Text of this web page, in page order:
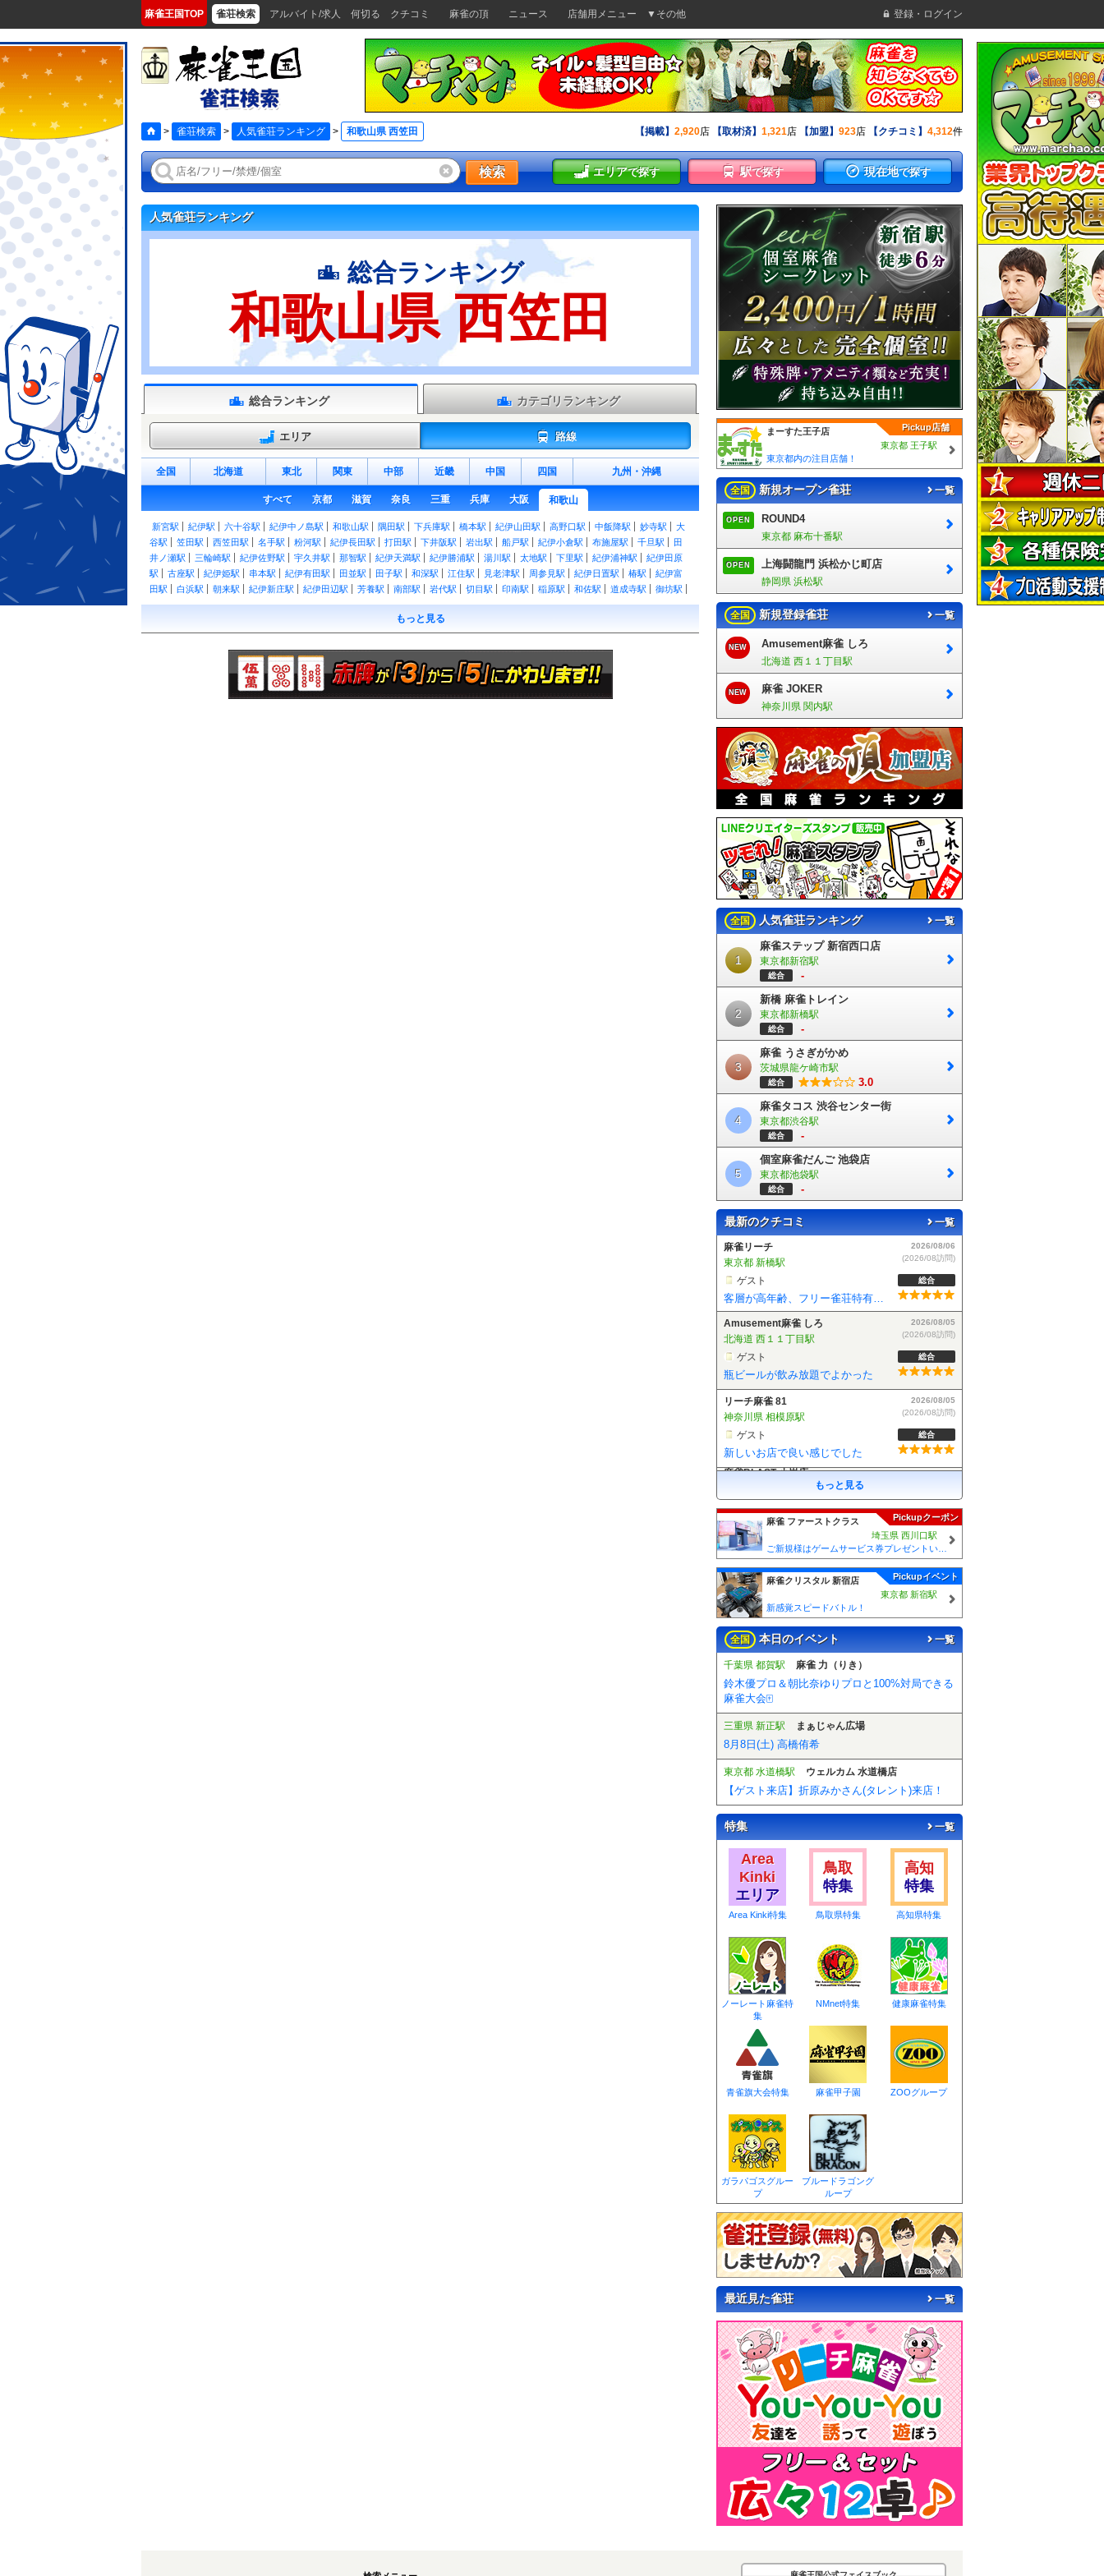
麻雀王国TOP 雀荘検索 アルバイト/求人 何切る クチコミ 麻雀の頂 ニュース 店舗用メニュー ▼その他 登録・ログイン
> 雀荘検索 > 人気雀荘ランキング > 和歌山県 西笠田 【掲載】 2,920店 【取材済】 1,321店 【加盟】 923店 【クチコミ】 4,312件
検索 エリアで探す 駅で探す 現在地で探す
人気雀荘ランキング
総合ランキング
和歌山県 西笠田
総合ランキング カテゴリランキング
エリア 路線
全国 北海道 東北 関東 中部 近畿 中国 四国 九州 ・ 沖縄
すべて 京都 滋賀 奈良 三重 兵庫 大阪 和歌山
新宮駅 紀伊駅 六十谷駅 紀伊中ノ島駅 和歌山駅 隅田駅 下兵庫駅 橋本駅 紀伊山田駅 高野口駅 中飯降駅 妙寺駅
大
谷駅
笠田駅 西笠田駅 名手駅 粉河駅 紀伊長田駅 打田駅 下井阪駅 岩出駅 船戸駅 紀伊小倉駅 布施屋駅 千旦駅
田
井ノ瀬駅
三輪崎駅 紀伊佐野駅 宇久井駅 那智駅 紀伊天満駅 紀伊勝浦駅 湯川駅 太地駅 下里駅 紀伊浦神駅
紀伊田原
駅
古座駅 紀伊姫駅 串本駅 紀伊有田駅 田並駅 田子駅 和深駅 江住駅 見老津駅 周参見駅 紀伊日置駅 椿駅
紀伊富
田駅
白浜駅 朝来駅 紀伊新庄駅 紀伊田辺駅 芳養駅 南部駅 岩代駅 切目駅 印南駅 稲原駅 和佐駅 道成寺駅
御坊駅
紀伊内原駅
紀伊由良駅 広川ビーチ駅 湯浅駅 藤並駅 紀伊宮原駅 箕島駅 初島駅 下津駅 加茂郷駅 冷水浦駅
海南駅
紀ノ川駅 和歌山大学前駅
ノ庄駅
二里ヶ浜駅 磯ノ浦駅 加太駅 紀見峠駅 林間田園都市駅 御幸辻駅 紀伊清水駅 学文路駅 九度山駅 高野下駅
下
紀伊細川駅 紀伊神谷駅 極楽橋駅 高野山駅 学門駅 紀伊御坊駅 市役所前駅 西御坊駅
交通センター前駅 岡崎前駅 吉礼駅 伊太祈曽駅 山東駅 大池遊園駅 西山口駅 甘露寺前駅
もっと見る
Pickup店舗
まーすた王子店
東京都 王子駅
東京都内の注目店舗！
全国 新規オープン雀荘 一覧
OPEN ROUND4
東京都 麻布十番駅
OPEN 上海闘龍門 浜松かじ町店
静岡県 浜松駅
全国 新規登録雀荘 一覧
NEW Amusement麻雀 しろ
北海道 西１１丁目駅
NEW 麻雀 JOKER
神奈川県 関内駅
全国 人気雀荘ランキング 一覧
1
麻雀ステップ 新宿西口店
東京都新宿駅
総合 -
2
新橋 麻雀トレイン
東京都新橋駅
総合 -
3
麻雀 うさぎがかめ
茨城県龍ケ崎市駅
総合 3.0
4
麻雀タコス 渋谷センター街
東京都渋谷駅
総合 -
5
個室麻雀だんご 池袋店
東京都池袋駅
総合 -
最新のクチコミ 一覧
Amusement麻雀 しろ
北海道 西１１丁目駅
ゲスト
2026/08/05
(2026/08訪問)
総合
瓶ビールが飲み放題でよかった
リーチ麻雀 81
神奈川県 相模原駅
ゲスト
2026/08/05
(2026/08訪問)
総合
新しいお店で良い感じでした
麻雀BLAST 小岩店
東京都 小岩駅
ゲスト
2026/08/04
(2026/08訪問)
総合
もっと見る
Pickupクーポン
麻雀 ファーストクラス
埼玉県 西川口駅
Pickupイベント
麻雀クリスタル 新宿店
東京都 新宿駅
新感覚スピードバトル！
全国 本日のイベント 一覧
千葉県 都賀駅 麻雀 力（りき）
鈴木優プロ＆朝比奈ゆりプロと100%対局できる
麻雀大会🀄️
三重県 新正駅 まぁじゃん広場
8月8日(土) 高橋侑希
東京都 水道橋駅 ウェルカム 水道橋店
【ゲスト来店】折原みかさん(タレント)来店！
特集 一覧
Area
Kinki
エリア
Area Kinki特集
鳥取
特集
鳥取県特集
高知
特集
高知県特集
ノーレート麻雀特
集
NMnet特集 健康麻雀特集
青雀旗大会特集 麻雀甲子園 ZOOグループ
ガラパゴスグルー
プ
ブルードラゴング
ループ
最近見た雀荘 一覧
麻雀王国公式フェイスブック